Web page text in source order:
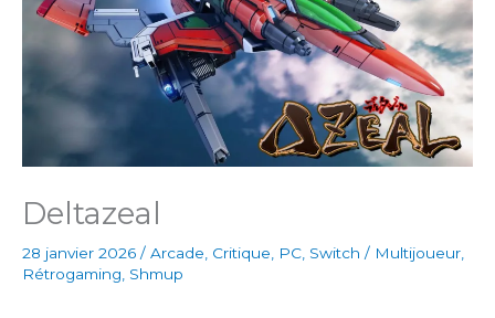
Deltazeal
28 janvier 2026 / Arcade Critique PC Switch / Multijoueur
Rétrogaming Shmup